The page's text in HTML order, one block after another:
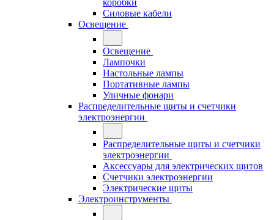
коробки
Силовые кабели
Освещение
Освещение
Лампочки
Настольные лампы
Портативные лампы
Уличные фонари
Распределительные щиты и счетчики
электроэнергии
Распределительные щиты и счетчики
электроэнергии
Аксессуары для электрических щитов
Счетчики электроэнергии
Электрические щиты
Электроинструменты